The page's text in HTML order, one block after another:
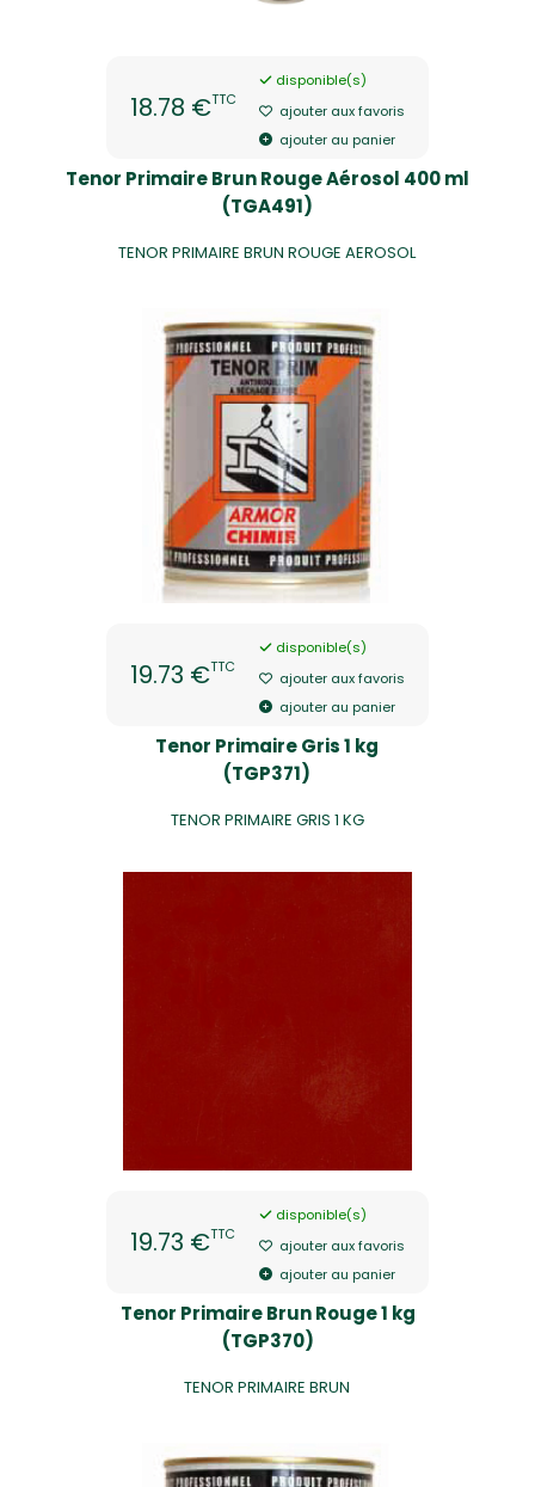
18.78 €TTC
disponible(s)
ajouter aux favoris
ajouter au panier
Tenor Primaire Brun Rouge Aérosol 400 ml
(TGA491)
TENOR PRIMAIRE BRUN ROUGE AEROSOL
19.73 €TTC
disponible(s)
ajouter aux favoris
ajouter au panier
Tenor Primaire Gris 1 kg
(TGP371)
TENOR PRIMAIRE GRIS 1 KG
19.73 €TTC
disponible(s)
ajouter aux favoris
ajouter au panier
Tenor Primaire Brun Rouge 1 kg
(TGP370)
TENOR PRIMAIRE BRUN